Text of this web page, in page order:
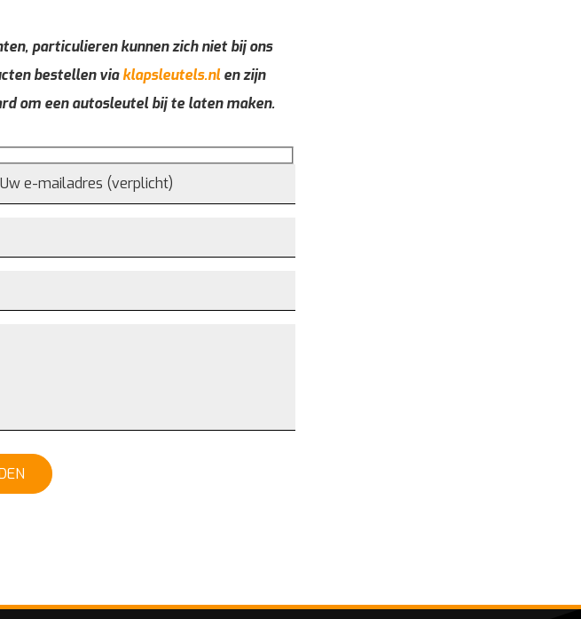
particulieren kunnen zich niet bij ons
bestellen viaklapsleutels.nlen zijn
om een autosleutel bij te laten maken.